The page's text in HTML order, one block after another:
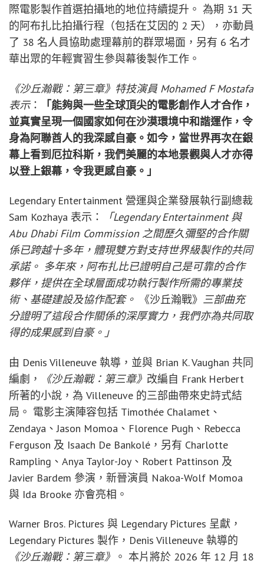
際電影製作首選拍攝地的地位持續提升。 為期 31 天
的阿布扎比拍攝行程（包括在艾因的 2 天），亦動員
了 38 名人員協助處理幕前的群眾場面，另有 6 名才
華出眾的年輕實習生參與幕後製作工作。
《沙丘瀚戰：第三章》特技演員 Mohamed F Mostafa
表示：
「能夠與一些全球頂尖的電影創作人才合作，
並真實呈現一個國家如何在沙漠環境中和諧運作，令
身為阿聯酋人的我深感自豪。如今，當世界再次在銀
幕上看到厄拉科斯，我們美麗的本地景觀與人才亦得
以登上銀幕，令我更感自豪。」
Legendary Entertainment 營運與企業發展執行副總裁
Sam Kozhaya 表示：
「Legendary Entertainment 與
Abu Dhabi Film Commission 之間歷久彌堅的合作關
係已跨越十多年，體現雙方對支持世界級製作的共同
承諾。 多年來，阿布扎比已證明自己是可靠的合作
夥伴，提供在全球層面成功執行製作所需的專業技
術、基礎建設及協作配套。
《沙丘瀚戰》 三部曲充
分證明了這段合作關係的深厚實力，我們亦為共同取
得的成果感到自豪。」
由 Denis Villeneuve 執導，並與 Brian K. Vaughan 共同
編劇，
《沙丘瀚戰：第三章》 改編自 Frank Herbert
所著的小說，為 Villeneuve 的三部曲帶來史詩式結
局。 電影主演陣容包括 Timothée Chalamet、
Zendaya、Jason Momoa、Florence Pugh、Rebecca
Ferguson 及 Isaach De Bankolé，另有 Charlotte
Rampling、Anya Taylor-Joy、Robert Pattinson 及
Javier Bardem 參演，新晉演員 Nakoa-Wolf Momoa
與 Ida Brooke 亦會亮相。
Warner Bros. Pictures 與 Legendary Pictures 呈獻，
Legendary Pictures 製作，Denis Villeneuve 執導的
《沙丘瀚戰：第三章》
。 本片將於 2026 年 12 月 18